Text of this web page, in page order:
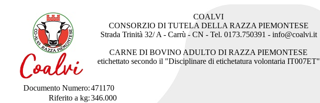
COALVI
CONSORZIO DI TUTELA DELLA RAZZA PIEMONTESE
Strada Trinità 32/ A - Carrù - CN - Tel. 0173.750391 - info@coalvi.it
CARNE DI BOVINO ADULTO DI RAZZA PIEMONTESE
etichettato secondo il "Disciplinare di etichetatura volontaria IT007ET"
Documento Numero:471170
Riferito a kg:346.000